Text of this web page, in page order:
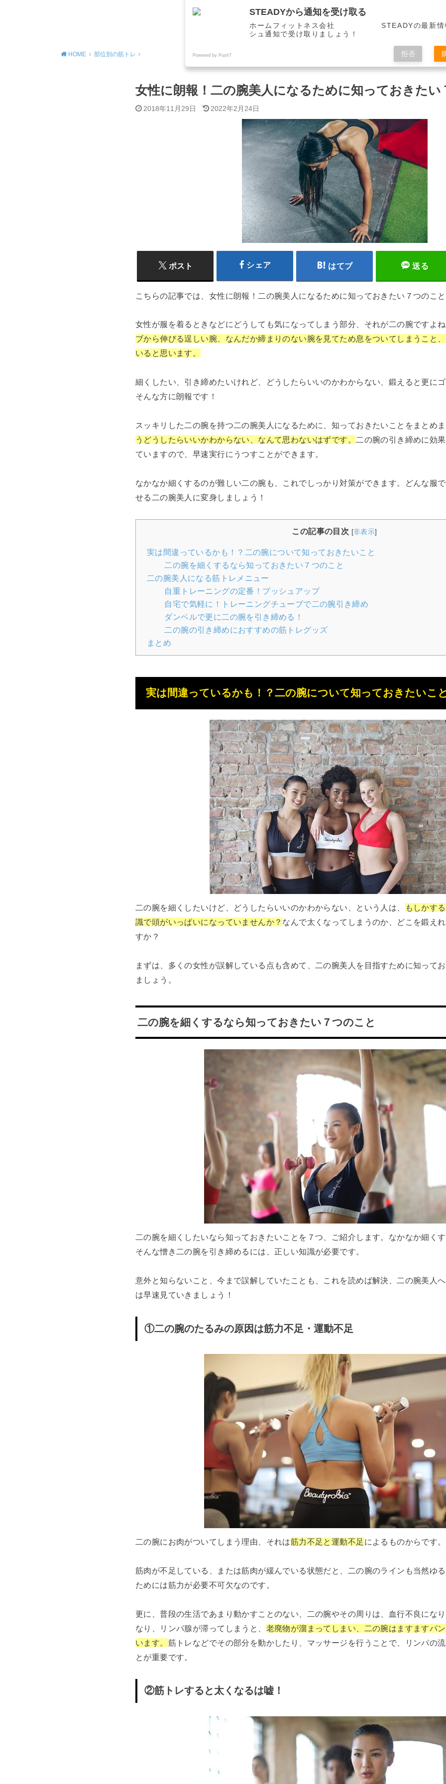
HOME 部位別の筋トレ
女性に朗報！二の腕美人になるために知っておきたい
2018年11月29日 2022年2月24日
ポスト シェア はてブ 送る
こちらの記事では、女性に朗報！二の腕美人になるために知っておきたい７つのこ
女性が服を着るときなどにどうしても気になってしまう部分、それが二の腕ですよ
ブから伸びる逞しい腕、なんだか締まりのない腕を見てため息をついてしまうこと
いると思います。
細くしたい、引き締めたいけれど、どうしたらいいのかわからない、鍛えると更に
そんな方に朗報です！
スッキリした二の腕を持つ二の腕美人になるために、知っておきたいことをまとめ
うどうしたらいいかわからない、なんて思わないはずです。
二の腕の引き締めに効
ていますので、早速実行にうつすことができます。
なかなか細くするのが難しい二の腕も、これでしっかり対策ができます。どんな服
せる二の腕美人に変身しましょう！
この記事の目次 [非表示]
実は間違っているかも！？二の腕について知っておきたいこと
二の腕を細くするなら知っておきたい７つのこと
二の腕美人になる筋トレメニュー
自重トレーニングの定番！プッシュアップ
自宅で気軽に！トレーニングチューブで二の腕引き締め
ダンベルで更に二の腕を引き締める！
二の腕の引き締めにおすすめの筋トレグッズ
まとめ
実は間違っているかも！？二の腕について知っておきたいこ
二の腕を細くしたいけど、どうしたらいいのかわからない、という人は、
もしかす
識で頭がいっぱいになっていませんか？ なんで太くなってしまうのか、どこを鍛え
すか？
まずは、多くの女性が誤解している点も含めて、二の腕美人を目指すために知って
ましょう。
二の腕を細くするなら知っておきたい７つのこと
二の腕を細くしたいなら知っておきたいことを７つ、ご紹介します。なかなか細く
そんな憎き二の腕を引き締めるには、正しい知識が必要です。
意外と知らないこと、今まで誤解していたことも、これを読めば解決、二の腕美人
は早速見ていきましょう！
①二の腕のたるみの原因は筋力不足・運動不足
二の腕にお肉がついてしまう理由、それは筋力不足と運動不足 によるものからです。
筋肉が不足している、または筋肉が緩んでいる状態だと、二の腕のラインも当然ゆ
ためには筋力が必要不可欠なのです。
更に、普段の生活であまり動かすことのない、二の腕やその周りは、血行不良にな
なり、リンパ腺が滞ってしまうと、 老廃物が溜まってしまい、二の腕はますますパ
います。 筋トレなどでその部分を動かしたり、マッサージを行うことで、リンパの
とが重要です。
②筋トレすると太くなるは嘘！
STEADYから通知を受け取る
ホームフィットネス会社 STEADYの最新情
シュ通知で受け取りましょう！
Powered by Push7 拒否